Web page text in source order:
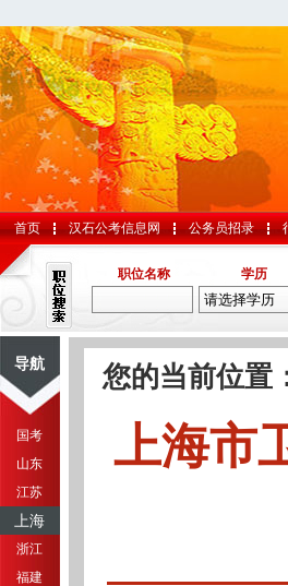
首页 汉石公考信息网 公务员招录
职位名称 学历
导航
国考
山东
江苏
上海
浙江
福建
您的当前位置
上海市